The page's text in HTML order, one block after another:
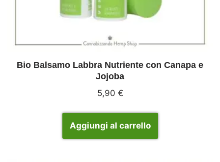
Bio Balsamo Labbra Nutriente con Canapa e
Jojoba
5,90 €
Aggiungi al carrello